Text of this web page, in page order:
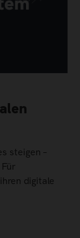
steigen –
digitale